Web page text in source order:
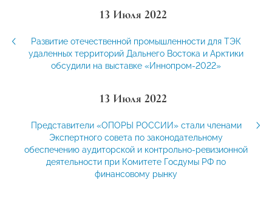
13 Июля 2022
Развитие отечественной промышленности для ТЭК
удаленных территорий Дальнего Востока и Арктики
обсудили на выставке «Иннопром-2022»
13 Июля 2022
Представители «ОПОРЫ РОССИИ» стали членами
Экспертного совета по законодательному
обеспечению аудиторской и контрольно-ревизионной
деятельности при Комитете Госдумы РФ по
финансовому рынку